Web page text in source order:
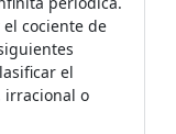
cociente de
el
irracional o